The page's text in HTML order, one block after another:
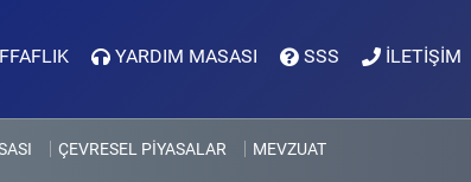
YARDIM MASASI SSS İLETİŞİM
ÇEVRESEL PİYASALAR MEVZUAT